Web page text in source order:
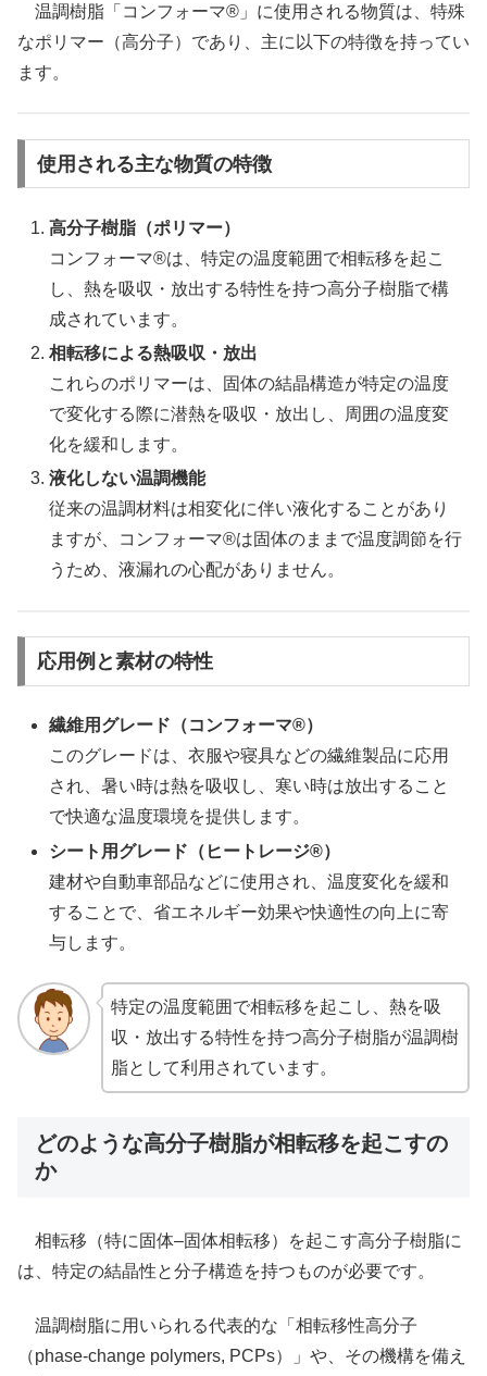
温調樹脂「コンフォーマ®」に使用される物質は、特殊
なポリマー（高分子）であり、主に以下の特徴を持ってい
ます。
使用される主な物質の特徴
高分子樹脂（ポリマー）
コンフォーマ®は、特定の温度範囲で相転移を起こ
し、熱を吸収・放出する特性を持つ高分子樹脂で構
成されています。
相転移による熱吸収・放出
これらのポリマーは、固体の結晶構造が特定の温度
で変化する際に潜熱を吸収・放出し、周囲の温度変
化を緩和します。
液化しない温調機能
従来の温調材料は相変化に伴い液化することがあり
ますが、コンフォーマ®は固体のままで温度調節を行
うため、液漏れの心配がありません。
応用例と素材の特性
繊維用グレード（コンフォーマ®）
このグレードは、衣服や寝具などの繊維製品に応用
され、暑い時は熱を吸収し、寒い時は放出すること
で快適な温度環境を提供します。
シート用グレード（ヒートレージ®）
建材や自動車部品などに使用され、温度変化を緩和
することで、省エネルギー効果や快適性の向上に寄
与します。
特定の温度範囲で相転移を起こし、熱を吸
収・放出する特性を持つ高分子樹脂が温調樹
脂として利用されています。
どのような高分子樹脂が相転移を起こすの
か
相転移（特に固体–固体相転移）を起こす高分子樹脂に
は、特定の結晶性と分子構造を持つものが必要です。
温調樹脂に用いられる代表的な「相転移性高分子
（phase-change polymers, PCPs）」や、その機構を備え